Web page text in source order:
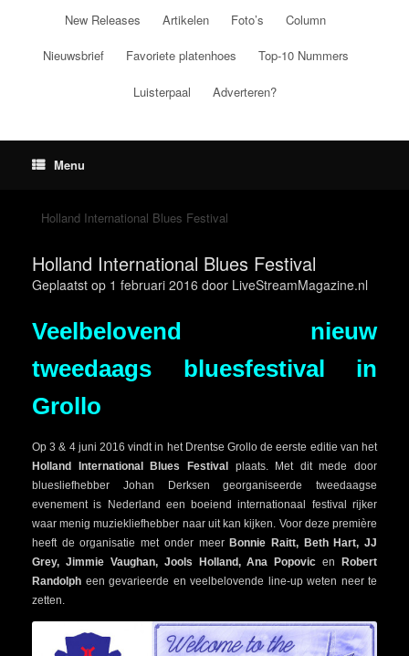
New Releases Artikelen Foto’s Column
Nieuwsbrief Favoriete platenhoes Top-10 Nummers
Luisterpaal Adverteren?
Menu
Holland International Blues Festival
Holland International Blues Festival
Geplaatst op 1 februari 2016 door LiveStreamMagazine.nl
Veelbelovend nieuw
tweedaags bluesfestival in
Grollo
Op 3 & 4 juni 2016 vindt in het Drentse Grollo de eerste editie van het
Holland International Blues Festivalplaats. Met dit mede door
bluesliefhebber Johan Derksen georganiseerde tweedaagse
evenement is Nederland een boeiend internationaal festival rijker
waar menig muziekliefhebber naar uit kan kijken. Voor deze première
heeft de organisatie met onder meerBonnie Raitt, Beth Hart, JJ
Grey, Jimmie Vaughan, Jools Holland, Ana Popovic en Robert
Randolph een gevarieerde en veelbelovende line-up weten neer te
zetten.